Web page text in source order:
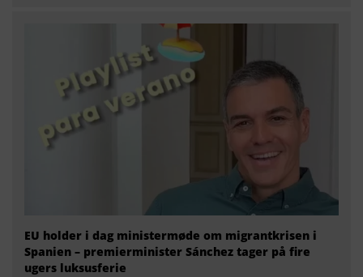
EU holder i dag ministermøde om migrantkrisen i
Spanien – premierminister Sánchez tager på fire
ugers luksusferie